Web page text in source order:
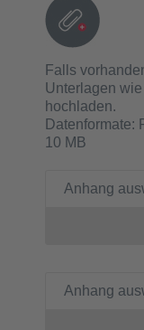
Falls
Unterlagen
hochladen.
Datenformate:
10 MB
Anhang
Anhang